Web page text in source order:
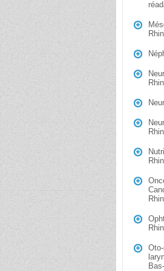
Rhin
Rhin
Rhin
Rhin
Rhin
Rhin